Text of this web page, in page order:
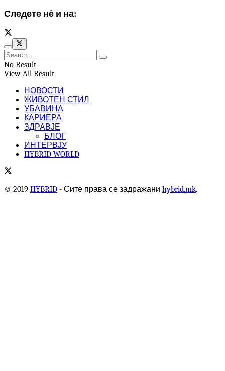
Следете нѐ и на:
No Result
View All Result
НОВОСТИ
ЖИВОТЕН СТИЛ
УБАВИНА
КАРИЕРА
ЗДРАВЈЕ
БЛОГ
ИНТЕРВЈУ
HYBRID WORLD
© 2019 HYBRID - Сите права се задражани hybrid.mk.